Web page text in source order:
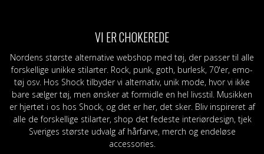
VI ER CHOKEREDE
Nordens største alternative webshop med tøj, der passer til alle
forskellige unikke stilarter. Rock, punk, goth, burlesk, 70'er, emo-
tøj osv. Hos Shock tilbyder vi alternativ, unik mode, hvor vi ikke
bare sælger tøj, men ønsker at formidle en hel livsstil. Musikken
er hjertet i os hos Shock, og det er her, det sker. Bliv inspireret af
alle de forskellige stilarter, shop det fedeste interiørdesign, tjek
Sveriges største udvalg af hårfarve, merch og endeløse
accessories.